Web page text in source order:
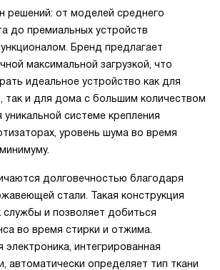
решений: от моделей среднего
до премиальных устройств
Бренд предлагает
максимальной загрузкой, что
идеальное устройство как для
так и для дома с большим количеством
системе крепления
уровень шума во время
долговечностью благодаря
стали. Такая конструкция
службы и позволяет добиться
во время стирки и отжима.
электроника, интегрированная
автоматически определяет тип ткани